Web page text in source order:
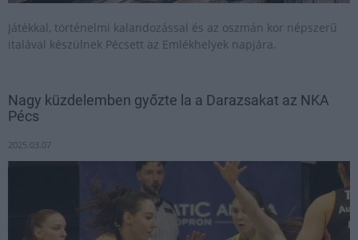
Játékkal, történelmi kalandozással és az oszmán kor népszerű
italával készülnek Pécsett az Emlékhelyek napjára.
Nagy küzdelemben győzte la a Darazsakat az NKA
Pécs
2025.03.07